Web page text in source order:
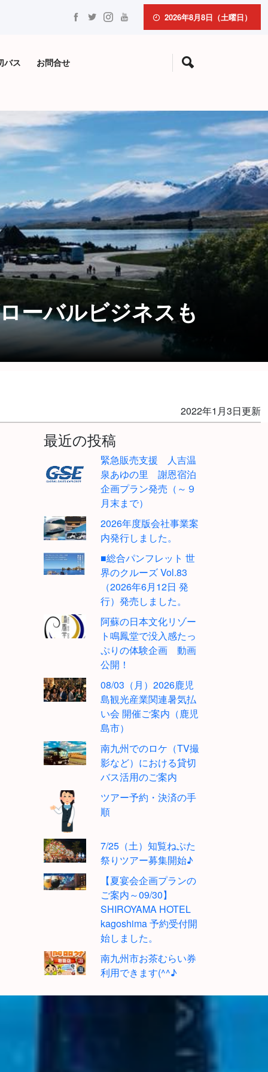
2026年8月8日（土曜日）
バス お問合せ
ーバルビジネスも
2022年1月3日更新
最近の投稿
緊急販売支援 人吉温
泉あゆの里 謝恩宿泊
企画プラン発売（～９
月末まで）
2026年度版会社事業案
内発行しました。
■総合パンフレット 世
界のクルーズ Vol.83
（2026年6月12日 発
行）発売しました。
阿蘇の日本文化リゾー
ト鳴鳳堂で没入感たっ
ぷりの体験企画 動画
公開！
08/03（月）2026鹿児
島観光産業関連暑気払
い会 開催ご案内（鹿児
島市）
南九州でのロケ（TV撮
影など）における貸切
バス活用のご案内
ツアー予約・決済の手
順
7/25（土）知覧ねぷた
祭りツアー募集開始♪
【夏宴会企画プランの
ご案内～09/30】
SHIROYAMA HOTEL
kagoshima 予約受付開
始しました。
南九州市お茶むらい券
利用できます(^^♪